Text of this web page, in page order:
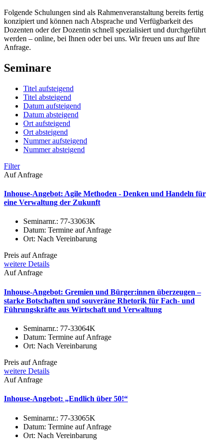
Folgende Schulungen sind als Rahmenveranstaltung bereits fertig
konzipiert und können nach Absprache und Verfügbarkeit des
Dozenten oder der Dozentin schnell spezialisiert und durchgeführt
werden – online, bei Ihnen oder bei uns. Wir freuen uns auf Ihre
Anfrage.
Seminare
Titel aufsteigend
Titel absteigend
Datum aufsteigend
Datum absteigend
Ort aufsteigend
Ort absteigend
Nummer aufsteigend
Nummer absteigend
Filter
Auf Anfrage
Inhouse-Angebot: Agile Methoden - Denken und Handeln für
eine Verwaltung der Zukunft
Seminarnr.: 77-33063K
Datum: Termine auf Anfrage
Ort: Nach Vereinbarung
Preis auf Anfrage
weitere Details
Auf Anfrage
Inhouse-Angebot: Gremien und Bürger:innen überzeugen –
starke Botschaften und souveräne Rhetorik für Fach- und
Führungskräfte aus Wirtschaft und Verwaltung
Seminarnr.: 77-33064K
Datum: Termine auf Anfrage
Ort: Nach Vereinbarung
Preis auf Anfrage
weitere Details
Auf Anfrage
Inhouse-Angebot: „Endlich über 50!“
Seminarnr.: 77-33065K
Datum: Termine auf Anfrage
Ort: Nach Vereinbarung